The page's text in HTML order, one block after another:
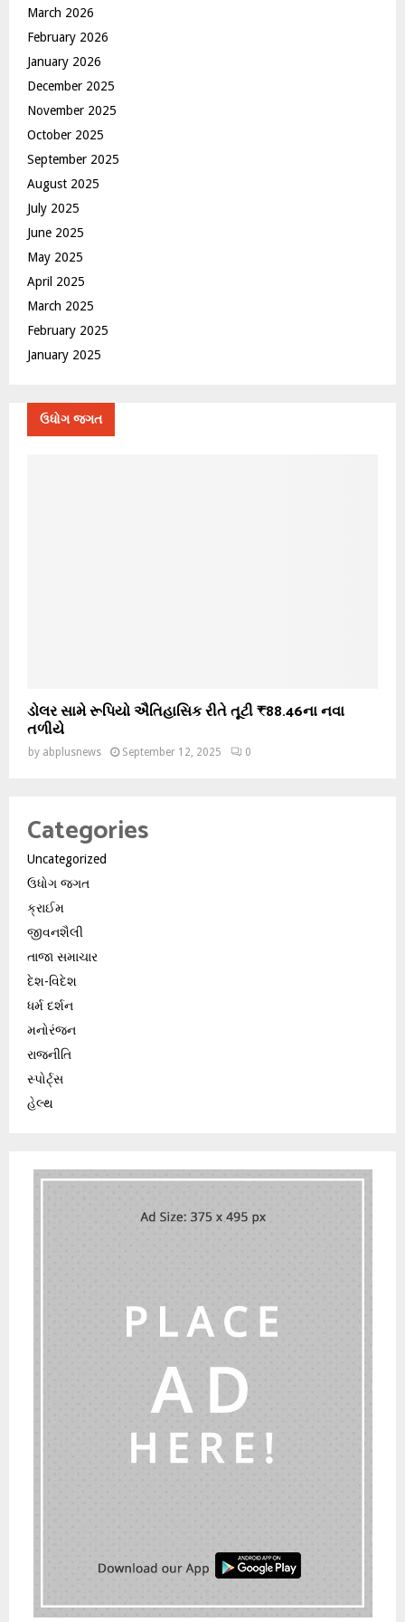
March 2026
February 2026
January 2026
December 2025
November 2025
October 2025
September 2025
August 2025
July 2025
June 2025
May 2025
April 2025
March 2025
February 2025
January 2025
ઉધોગ જગત
ડોલર સામે રૂપિયો ઐતિહાસિક રીતે તૂટી ₹88.46ના નવા
તળીયે
by abplusnews September 12, 2025 0
Categories
Uncategorized
ઉધોગ જગત
ક્રાઈમ
જીવનશૈલી
તાજા સમાચાર
દેશ-વિદેશ
ધર્મ દર્શન
મનોરંજન
રાજનીતિ
સ્પોર્ટ્સ
હેલ્થ